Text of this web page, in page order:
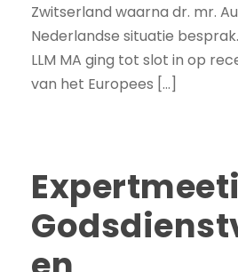
Zwitserland waarna dr. mr.
Nederlandse situatie
LLM MA ging tot slot in op
van het Europees […]